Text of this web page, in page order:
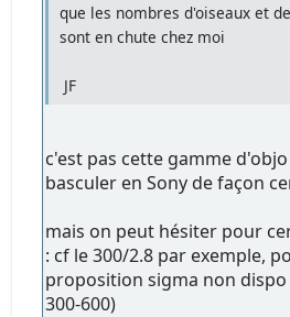
que les nombres d'oiseaux et
sont en chute chez moi
JF
c'est pas cette gamme
basculer en Sony de façon
mais on peut hésiter pour
: cf le 300/2.8 par exemple,
proposition sigma non dispo
300-600)